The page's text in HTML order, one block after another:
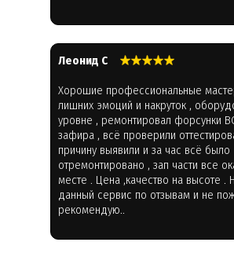
Леонид С
Хорошие профессиональные
лишних эмоций и накруток ,
уровне , ремонтировал форсунки
зафира , всё проверили
причину выявили и за час всё было
отремонтировано , зап части все
месте . Цена ,качество на высоте .
данный сервис по отзывам и не
рекомендую..